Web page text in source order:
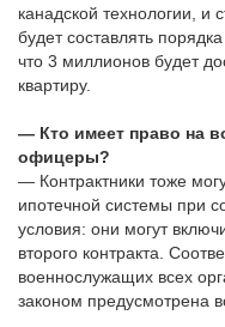
канадской технологии, и
будет составлять
что 3 миллионов будет
квартиру.
— Кто имеет право на
офицеры?
— Контрактники тоже
ипотечной системы при
условия: они могут
второго контракта.
военнослужащих всех
законом предусмотрена